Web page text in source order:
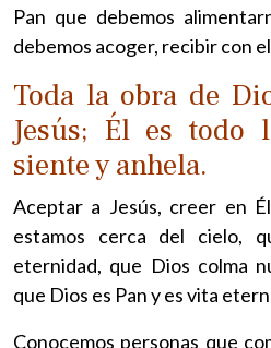
Pan que debemos
debemos acoger, recibir con
Toda la obra de
Jesús; Él es todo
siente y anhela.
Aceptar a Jesús, creer en
estamos cerca del cielo,
eternidad, que Dios colma
que Dios es Pan y es vita
Conocemos personas que